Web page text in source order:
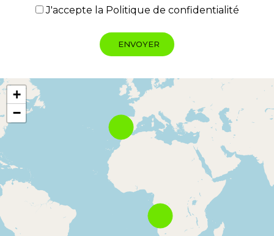
J'accepte la Politique de confidentialité
+
−